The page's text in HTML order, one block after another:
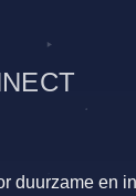
duurzame en